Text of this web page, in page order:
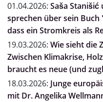
01.04.2026: Saša Stanišić
sprechen über sein
dass ein Stromkreis als
19.03.2026: Wie sieht die
Zwischen Klimakrise,
braucht es neue (und
18.03.2026: Junge
mit Dr. Angelika